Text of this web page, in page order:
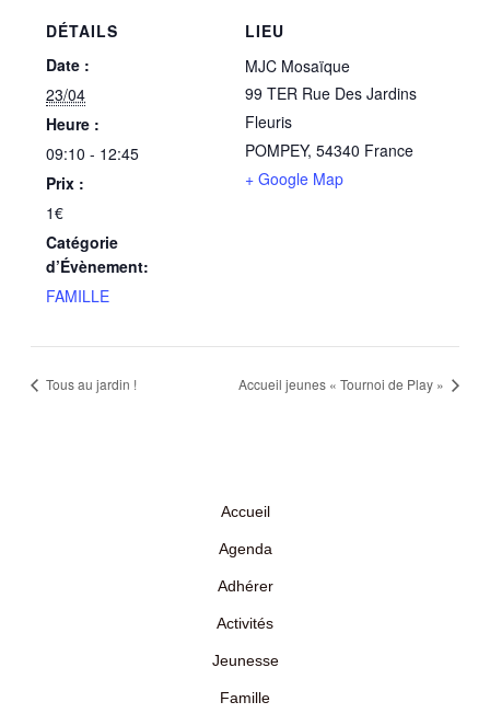
DÉTAILS
Date :
23/04
Heure :
09:10 - 12:45
Prix :
1€
Catégorie
d’Évènement:
FAMILLE
LIEU
MJC Mosaïque
99 TER Rue Des Jardins
Fleuris
POMPEY, 54340 France
+ Google Map
Tous au jardin ! Accueil jeunes « Tournoi de Play »
Accueil
Agenda
Adhérer
Activités
Jeunesse
Famille